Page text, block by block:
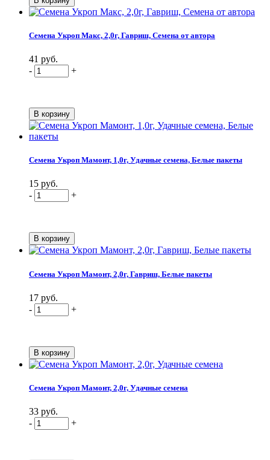
Семена Укроп Макс, 2,0г, Гавриш, Семена от автора
41 руб.
-
+
Семена Укроп Мамонт, 1,0г, Удачные семена, Белые пакеты
15 руб.
-
+
Семена Укроп Мамонт, 2,0г, Гавриш, Белые пакеты
17 руб.
-
+
Семена Укроп Мамонт, 2,0г, Удачные семена
33 руб.
-
+